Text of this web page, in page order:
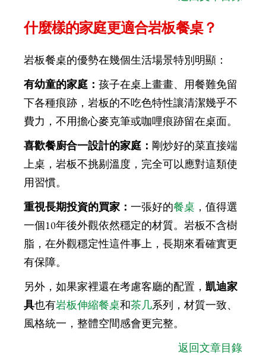
什麼樣的家庭更適合岩板餐桌？
岩板餐桌的優勢在幾個生活場景特別明顯：
有幼童的家庭：孩子在桌上畫畫、用餐難免留
下各種痕跡，岩板的不吃色特性讓清潔幾乎不
費力，不用擔心麥克筆或咖哩痕跡留在桌面。
喜歡餐廚合一設計的家庭： 剛炒好的菜直接端
上桌，岩板不挑剔溫度，完全可以應對這類使
用習慣。
重視長期投資的買家：一張好的餐桌 ，值得選
一個10年後外觀依然穩定的材質。岩板不含樹
脂，在外觀穩定性這件事上，長期來看確實更
有保障。
另外，如果家裡還在考慮客廳的配置，凱迪家
具也有岩板伸縮餐桌和茶几系列，材質一致、
風格統一，整體空間感會更完整。
返回文章目錄